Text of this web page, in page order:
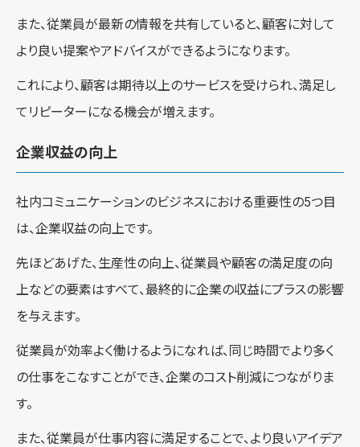
また、従業員が最新の情報を共有していると、顧客に対して
より良い提案やアドバイスができるようになります。
これにより、顧客は期待以上のサービスを受けられ、満足し
てリピーターになる機会が増えます。
企業収益の向上
社内コミュニケーションのビジネスにおける重要性の5つ目
は、企業収益の向上です。
先ほどあげた、生産性の向上、従業員や顧客の満足度の向
上などの要素はすべて、最終的に企業の収益にプラスの影響
を与えます。
従業員が効率よく働けるようになれば、同じ時間でより多く
の仕事をこなすことができ、企業のコスト削減につながりま
す。
また、従業員が仕事内容に満足することで、より良いアイデア